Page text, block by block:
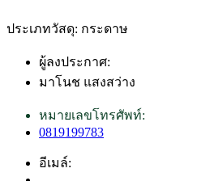
ประเภทวัสดุ: กระดาษ
ผู้ลงประกาศ:
มาโนช แสงสว่าง
หมายเลขโทรศัพท์:
0819199783
อีเมล์: